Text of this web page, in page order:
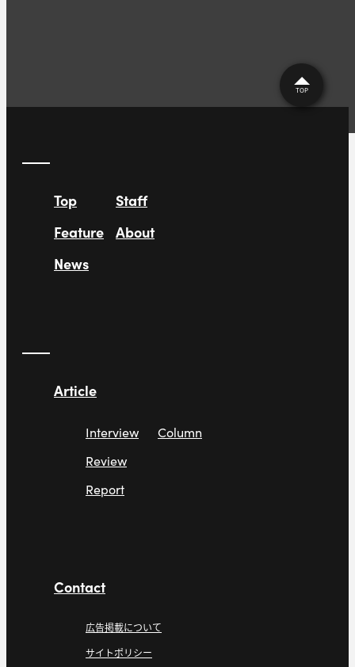
TOP
Top
Feature
News
Staff
About
Article
Interview
Review
Report
Column
Contact
広告掲載について
サイトポリシー